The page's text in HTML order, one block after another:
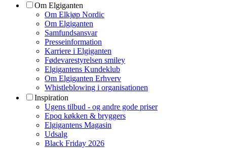
Om Elgiganten
Om Elkjøp Nordic
Om Elgiganten
Samfundsansvar
Presseinformation
Karriere i Elgiganten
Fødevarestyrelsen smiley
Elgigantens Kundeklub
Om Elgiganten Erhverv
Whistleblowing i organisationen
Inspiration
Ugens tilbud - og andre gode priser
Epoq køkken & bryggers
Elgigantens Magasin
Udsalg
Black Friday 2026